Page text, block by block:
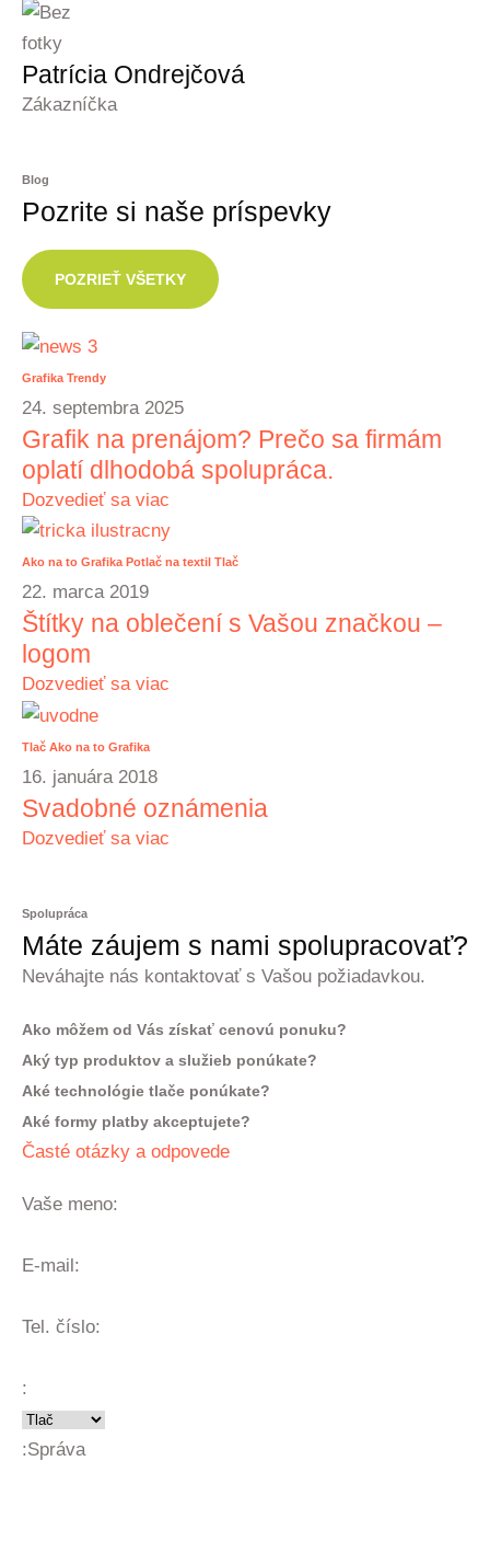
Patrícia Ondrejčová
Zákazníčka
Blog
Pozrite si naše príspevky
POZRIEŤ VŠETKY
Grafika Trendy
24. septembra 2025
Grafik na prenájom? Prečo sa firmám
oplatí dlhodobá spolupráca.
Dozvedieť sa viac
Ako na to Grafika Potlač na textil Tlač
22. marca 2019
Štítky na oblečení s Vašou značkou –
logom
Dozvedieť sa viac
Tlač Ako na to Grafika
16. januára 2018
Svadobné oznámenia
Dozvedieť sa viac
Spolupráca
Máte záujem s nami spolupracovať?
Neváhajte nás kontaktovať s Vašou požiadavkou.
Ako môžem od Vás získať cenovú ponuku?
Aký typ produktov a služieb ponúkate?
Aké technológie tlače ponúkate?
Aké formy platby akceptujete?
Časté otázky a odpovede
Vaše meno:
E-mail:
Tel. číslo:
:
:Správa